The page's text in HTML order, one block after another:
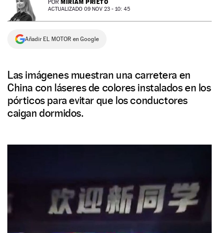
NEWSLETTER
SÍGUENOS
POR MIRIAM PRIETO
ACTUALIZADO 09 NOV 23 - 10: 45
Añadir EL MOTOR en Google
Las imágenes muestran una carretera en
China con láseres de colores instalados en los
pórticos para evitar que los conductores
caigan dormidos.